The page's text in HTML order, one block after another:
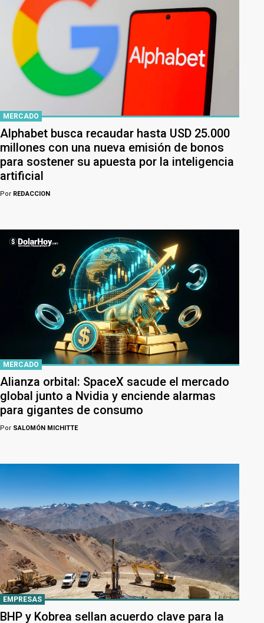
MERCADO
Alphabet busca recaudar hasta USD 25.000
millones con una nueva emisión de bonos
para sostener su apuesta por la inteligencia
artificial
Por REDACCION
MERCADO
Alianza orbital: SpaceX sacude el mercado
global junto a Nvidia y enciende alarmas
para gigantes de consumo
Por SALOMÓN MICHITTE
EMPRESAS
BHP y Kobrea sellan acuerdo clave para la